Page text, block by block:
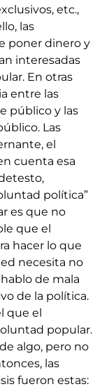
etc.,
las
poner dinero y
interesadas
En otras
entre las
público y las
Las
el
cuenta esa
política”
es que no
que el
hacer lo que
necesita no
de mala
de la política.
que el
popular.
algo, pero no
las
fueron estas: